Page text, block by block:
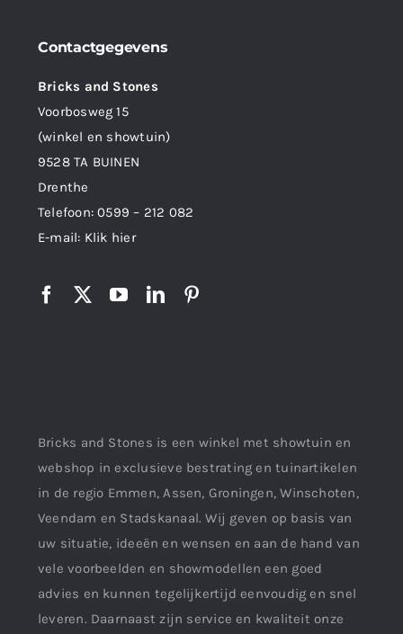
Contactgegevens
Bricks and Stones
Voorbosweg 15
(winkel en showtuin)
9528 TA BUINEN
Drenthe
Telefoon:0599 – 212 082
E-mail: Klik hier
Bricks and Stones is een winkel met showtuin en
webshop in exclusieve bestrating en tuinartikelen
in de regio Emmen, Assen, Groningen, Winschoten,
Veendam en Stadskanaal. Wij geven op basis van
uw situatie, ideeën en wensen en aan de hand van
vele voorbeelden en showmodellen een goed
advies en kunnen tegelijkertijd eenvoudig en snel
leveren. Daarnaast zijn service en kwaliteit onze